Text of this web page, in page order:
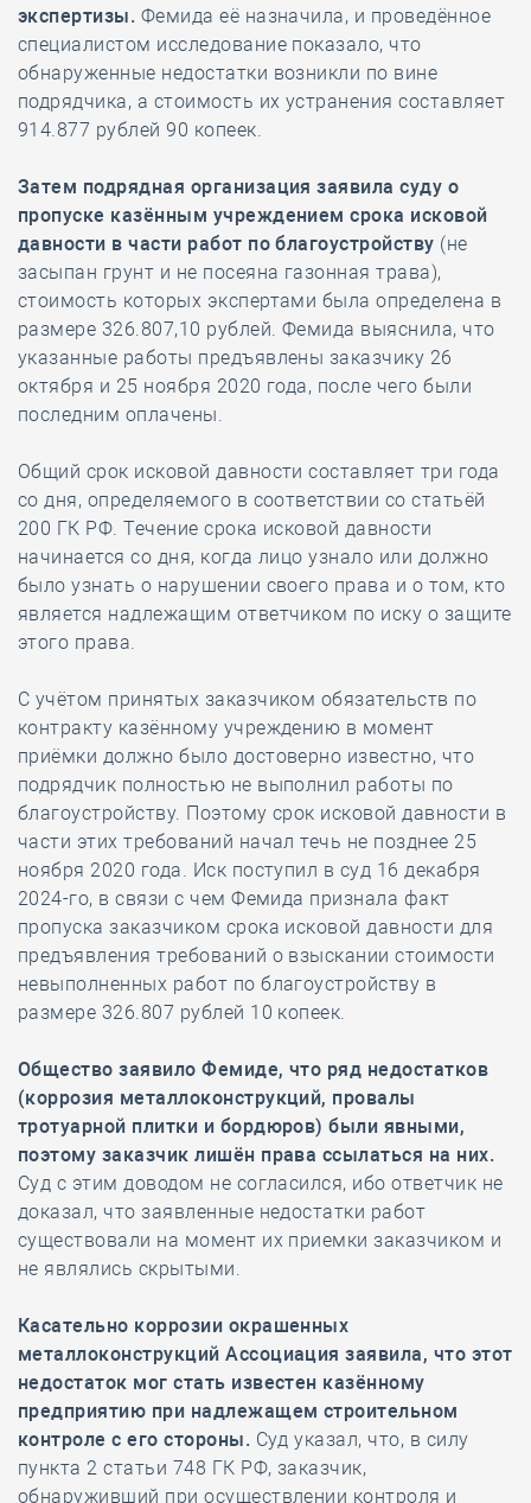
экспертизы. Фемида её назначила, и проведённое
специалистом исследование показало, что
обнаруженные недостатки возникли по вине
подрядчика, а стоимость их устранения составляет
914.877 рублей 90 копеек.
Затем подрядная организация заявила суду о
пропуске казённым учреждением срока исковой
давности в части работ по благоустройству (не
засыпан грунт и не посеяна газонная трава),
стоимость которых экспертами была определена в
размере 326.807,10 рублей. Фемида выяснила, что
указанные работы предъявлены заказчику 26
октября и 25 ноября 2020 года, после чего были
последним оплачены.
Общий срок исковой давности составляет три года
со дня, определяемого в соответствии со статьёй
200 ГК РФ. Течение срока исковой давности
начинается со дня, когда лицо узнало или должно
было узнать о нарушении своего права и о том, кто
является надлежащим ответчиком по иску о защите
этого права.
С учётом принятых заказчиком обязательств по
контракту казённому учреждению в момент
приёмки должно было достоверно известно, что
подрядчик полностью не выполнил работы по
благоустройству. Поэтому срок исковой давности в
части этих требований начал течь не позднее 25
ноября 2020 года. Иск поступил в суд 16 декабря
2024-го, в связи с чем Фемида признала факт
пропуска заказчиком срока исковой давности для
предъявления требований о взыскании стоимости
невыполненных работ по благоустройству в
размере 326.807 рублей 10 копеек.
Общество заявило Фемиде, что ряд недостатков
(коррозия металлоконструкций, провалы
тротуарной плитки и бордюров) были явными,
поэтому заказчик лишён права ссылаться на них.
Суд с этим доводом не согласился, ибо ответчик не
доказал, что заявленные недостатки работ
существовали на момент их приемки заказчиком и
не являлись скрытыми.
Касательно коррозии окрашенных
металлоконструкций Ассоциация заявила, что этот
недостаток мог стать известен казённому
предприятию при надлежащем строительном
контроле с его стороны. Суд указал, что, в силу
пункта 2 статьи 748 ГК РФ, заказчик,
обнаруживший при осуществлении контроля и